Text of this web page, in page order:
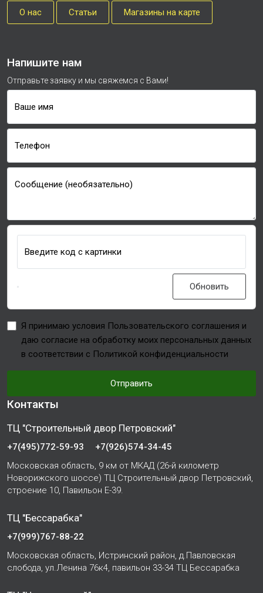
О нас Cтатьи Магазины на карте
Напишите нам
Отправьте заявку и мы свяжемся с Вами!
Ваше имя
Телефон
Сообщение (необязательно)
Введите код с картинки
Обновить
Я принимаю условия Пользовательского соглашения и
даю согласие на обработку моих персональных данных
в соответствии с Политикой конфиденциальности
Отправить
Контакты
ТЦ "Строительный двор Петровский"
+7(495)772-59-93
+7(926)574-34-45
Московская область, 9 км от МКАД (26-й километр
Новорижского шоссе) ТЦ Строительный двор Петровский,
строение 10, Павильон Е-39.
ТЦ "Бессарабка"
+7(999)767-88-22
Московская область, Истринский район, д.Павловская
слобода, ул.Ленина 76к4, павильон 33-34 ТЦ Бессарабка